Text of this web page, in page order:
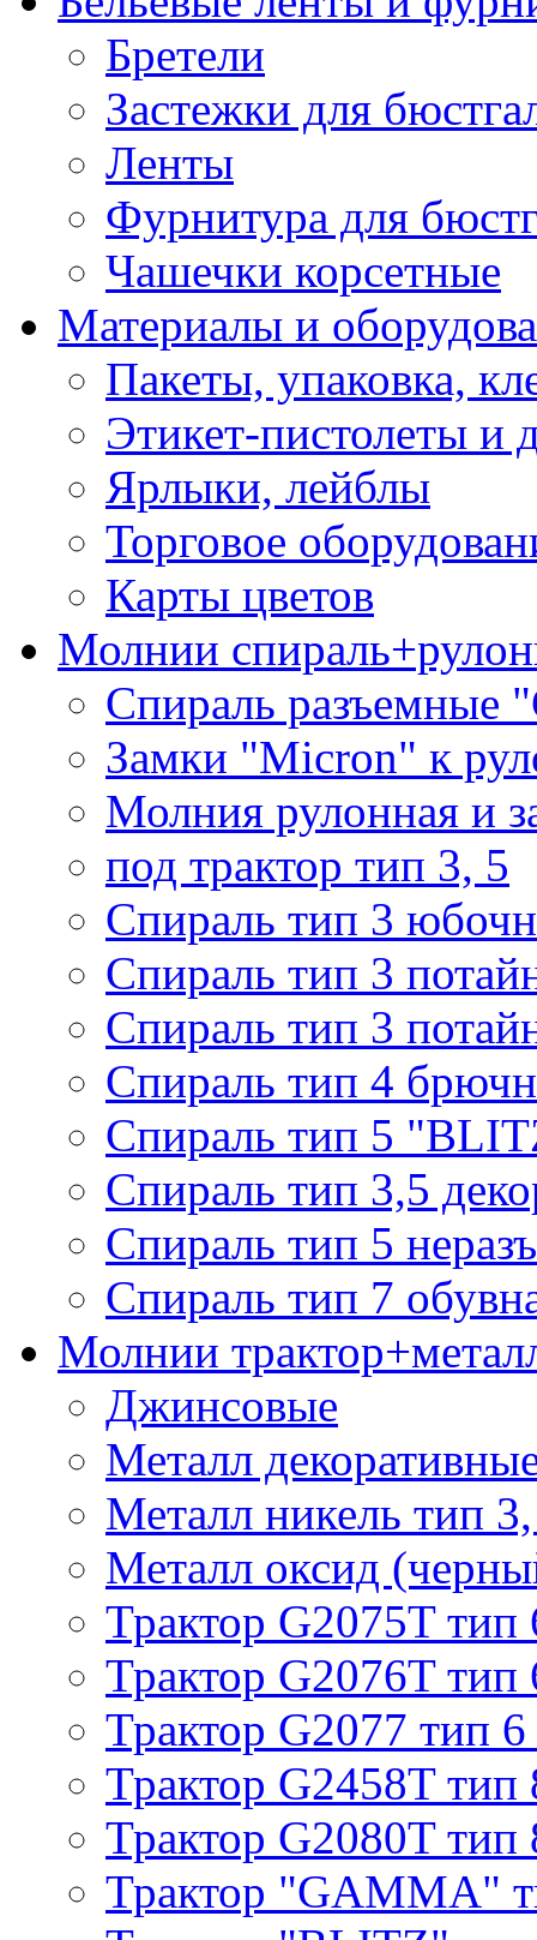
Бретели
Застежки для
Ленты
Фурнитура для
Чашечки корсетные
Материалы и
Пакеты, упаковка,
Этикет-пистолеты и
Ярлыки, лейблы
Торговое
Карты цветов
Молнии
Спираль разъемные
Замки "Micron" к
Молния рулонная и
под трактор тип 3, 5
Спираль тип 3
Спираль тип 3
Спираль тип 3
Спираль тип 4
Спираль тип 5
Спираль тип 3,5
Спираль тип 5
Спираль тип 7
Молнии
Джинсовые
Металл
Металл никель тип
Металл оксид
Трактор G2075T тип
Трактор G2076T тип
Трактор G2077 тип 6
Трактор G2458T тип
Трактор G2080T тип
Трактор "GAMMA"